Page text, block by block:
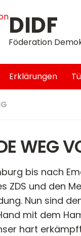
DIDF
Föderation
Erklärungen
WEG
bis nach
ZDS und den
Nun sind
mit dem
hart